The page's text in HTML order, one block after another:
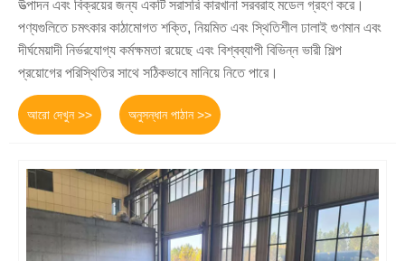
উত্পাদন এবং বিক্রয়ের জন্য একটি সরাসরি কারখানা সরবরাহ মডেল গ্রহণ করে।
পণ্যগুলিতে চমৎকার কাঠামোগত শক্তি, নিয়মিত এবং স্থিতিশীল ঢালাই গুণমান এবং
দীর্ঘমেয়াদী নির্ভরযোগ্য কর্মক্ষমতা রয়েছে এবং বিশ্বব্যাপী বিভিন্ন ভারী শিল্প
প্রয়োগের পরিস্থিতির সাথে সঠিকভাবে মানিয়ে নিতে পারে।
আরো দেখুন >> অনুসন্ধান পাঠান >>